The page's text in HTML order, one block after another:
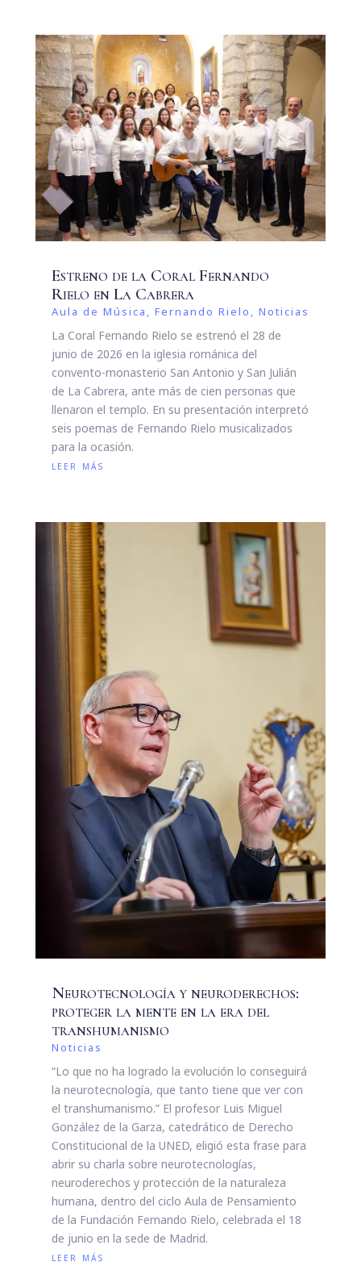
Estreno de la Coral Fernando
Rielo en La Cabrera
Aula de Música , Fernando Rielo , Noticias
La Coral Fernando Rielo se estrenó el 28 de
junio de 2026 en la iglesia románica del
convento-monasterio San Antonio y San Julián
de La Cabrera, ante más de cien personas que
llenaron el templo. En su presentación interpretó
seis poemas de Fernando Rielo musicalizados
para la ocasión.
leer más
Neurotecnología y neuroderechos:
proteger la mente en la era del
transhumanismo
Noticias
“Lo que no ha logrado la evolución lo conseguirá
la neurotecnología, que tanto tiene que ver con
el transhumanismo.” El profesor Luis Miguel
González de la Garza, catedrático de Derecho
Constitucional de la UNED, eligió esta frase para
abrir su charla sobre neurotecnologías,
neuroderechos y protección de la naturaleza
humana, dentro del ciclo Aula de Pensamiento
de la Fundación Fernando Rielo, celebrada el 18
de junio en la sede de Madrid.
leer más